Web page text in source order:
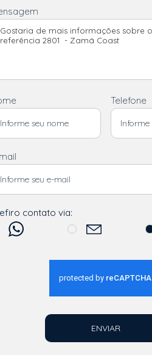
Telefone
contato via:
ENVIAR